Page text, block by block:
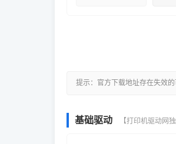
提示：官方下载地址存在失效
基础驱动 【打印机驱动网